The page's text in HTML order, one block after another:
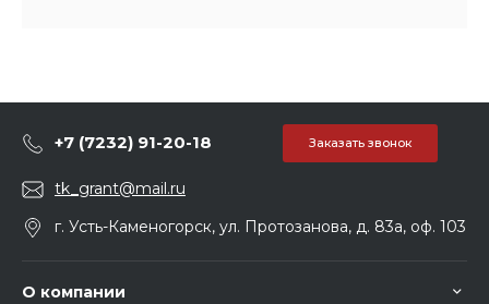
+7 (7232) 91-20-18 Заказать звонок
tk_grant@mail.ru
г. Усть-Каменогорск, ул. Протозанова, д. 83а, оф. 103
О компании